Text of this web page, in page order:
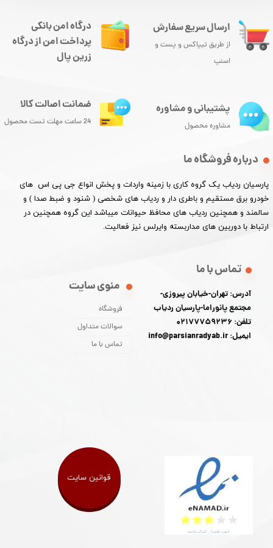
ارسال سریع سفارش
از طریق تیپاکس و پست و
اسنپ
درباره فروشگاه ما
پارسیان ردیاب یک گروه کاری با زمینه واردات و پخش انواع جی پی اس های
خودرو برق مستقیم و باطری دار و ردیاب های شخصی ( شنود و ضبط صدا ) و
سالمند و همچنین ردیاب های محافظ حیوانات میباشد این گروه همچنین در
ارتباط با دوربین های مداربسته وایرلس نیز فعالیت.​​​​​​​
منوی سایت
فروشگاه
سوالات متداول
تماس با ما
تماس با ما
آدرس: تهران-خیابان پیروزی-
مجتمع پانوراما-پارسیان ردیاب
تلفن: 02177759236
ایمیل: info@parsianradyab.ir
درگاه امن بانکی
پرداخت امن از درگاه
زرین پال
پشتیبانی و مشاوره
مشاوره محصول
ضمانت اصالت کالا
24 ساعت مهلت تست محصول
قوانین سایت